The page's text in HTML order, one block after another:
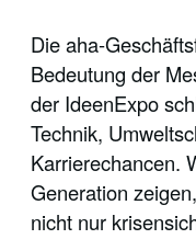
Die aha-
Bedeutung der
der IdeenExpo
Technik,
Karrierechancen.
Generation
nicht nur